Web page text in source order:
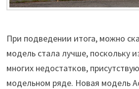
При подведении итога, можно
модель стала лучше, поскольку
многих недостатков,
модельном ряде. Новая модель